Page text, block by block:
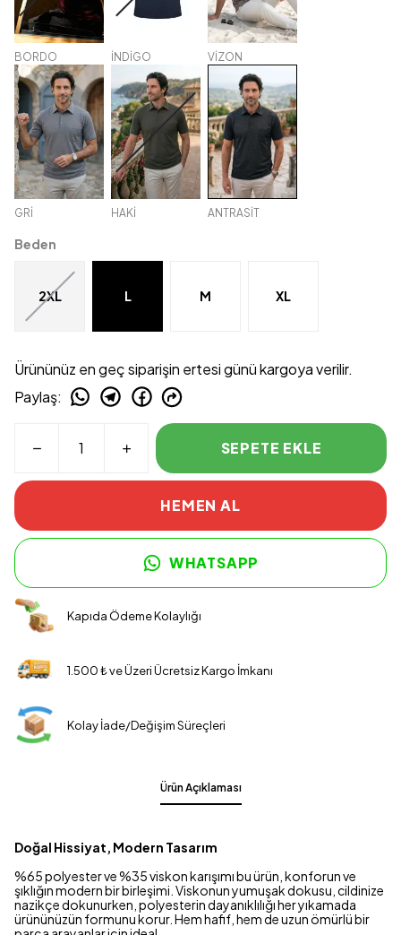
BORDO İNDİGO VİZON
GRİ HAKİ ANTRASİT
Beden
2XL L M XL
Ürününüz en geç siparişin ertesi günü kargoya verilir.
Paylaş:
SEPETE EKLE
HEMEN AL
WHATSAPP
Kapıda Ödeme Kolaylığı
1.500 ₺ ve Üzeri Ücretsiz Kargo İmkanı
Kolay İade/Değişim Süreçleri
Ürün Açıklaması
Doğal Hissiyat, Modern Tasarım
%65 polyester ve %35 viskon karışımı bu ürün, konforun ve
şıklığın modern bir birleşimi. Viskonun yumuşak dokusu, cildinize
nazikçe dokunurken, polyesterin dayanıklılığı her yıkamada
ürününüzün formunu korur. Hem hafif, hem de uzun ömürlü bir